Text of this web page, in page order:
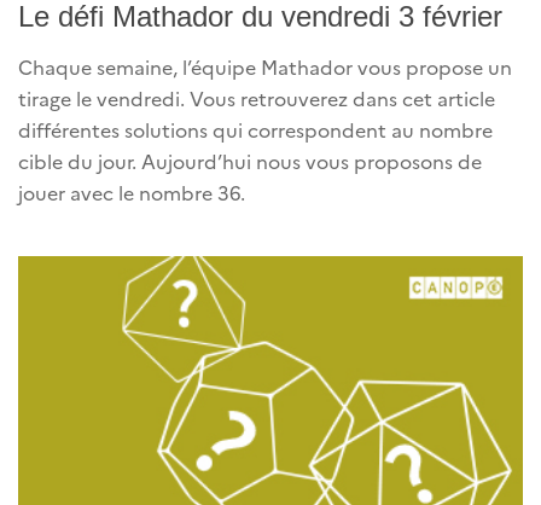
Le défi Mathador du vendredi 3 février
Chaque semaine, l’équipe Mathador vous propose un
tirage le vendredi. Vous retrouverez dans cet article
différentes solutions qui correspondent au nombre
cible du jour. Aujourd’hui nous vous proposons de
jouer avec le nombre 36.